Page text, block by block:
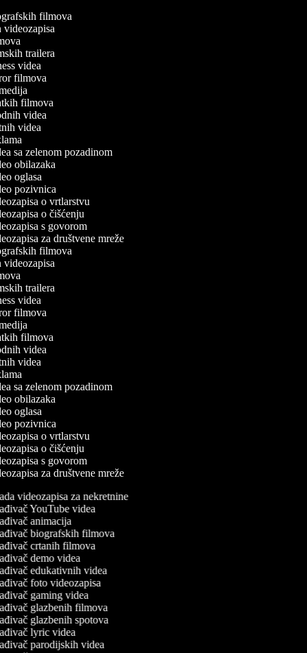
filmova
videozapisa
trailera
videa
filmova
filmova
videa
videa
sa zelenom pozadinom
obilazaka
oglasa
pozivnica
o vrtlarstvu
o čišćenju
s govorom
za društvene mreže
filmova
videozapisa
trailera
videa
filmova
filmova
videa
videa
sa zelenom pozadinom
obilazaka
oglasa
pozivnica
o vrtlarstvu
o čišćenju
s govorom
za društvene mreže
videozapisa za nekretnine
YouTube videa
animacija
biografskih filmova
crtanih filmova
demo videa
edukativnih videa
foto videozapisa
gaming videa
glazbenih filmova
glazbenih spotova
lyric videa
parodijskih videa